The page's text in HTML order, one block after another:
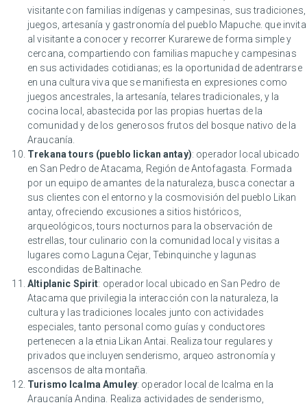
visitante con familias indígenas y campesinas, sus tradiciones,
juegos, artesanía y gastronomía del pueblo Mapuche. que invita
al visitante a conocer y recorrer Kurarewe de forma simple y
cercana, compartiendo con familias mapuche y campesinas
en sus actividades cotidianas; es la oportunidad de adentrarse
en una cultura viva que se manifiesta en expresiones como
juegos ancestrales, la artesanía, telares tradicionales, y la
cocina local, abastecida por las propias huertas de la
comunidad y de los generosos frutos del bosque nativo de la
Araucanía.
Trekana tours (pueblo lickan antay): operador local ubicado
en San Pedro de Atacama, Región de Antofagasta. Formada
por un equipo de amantes de la naturaleza, busca conectar a
sus clientes con el entorno y la cosmovisión del pueblo Likan
antay, ofreciendo excusiones a sitios históricos,
arqueológicos, tours nocturnos para la observación de
estrellas, tour culinario con la comunidad local y visitas a
lugares como Laguna Cejar, Tebinquinche y lagunas
escondidas de Baltinache.
Altiplanic Spirit: operador local ubicado en San Pedro de
Atacama que privilegia la interacción con la naturaleza, la
cultura y las tradiciones locales junto con actividades
especiales, tanto personal como guías y conductores
pertenecen a la etnia Likan Antai. Realiza tour regulares y
privados que incluyen senderismo, arqueo astronomía y
ascensos de alta montaña.
Turismo Icalma Amuley: operador local de Icalma en la
Araucanía Andina. Realiza actividades de senderismo,